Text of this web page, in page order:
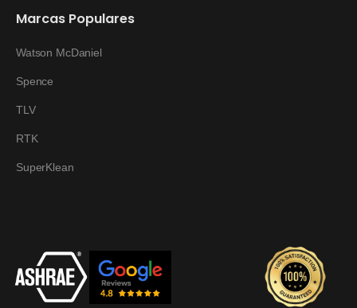
Marcas Populares
Watson McDaniel
Spence
TLV
RTK
SuperKlean